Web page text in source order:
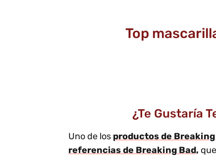
Top
¿Te Gustaría
Uno de los productos de
referencias de Breaking Bad,